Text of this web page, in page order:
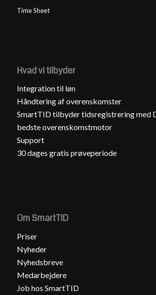
Time Sheet
Hvad vi tilbyder
Integration til løn
Håndtering af overenskomster
SmartTID tilbyder tidsregistrering med
bedste overenskomstmotor
Support
30 dages gratis prøveperiode
Om SmartTID
Priser
Nyheder
Nyhedsbreve
Medarbejdere
Job hos SmartTID